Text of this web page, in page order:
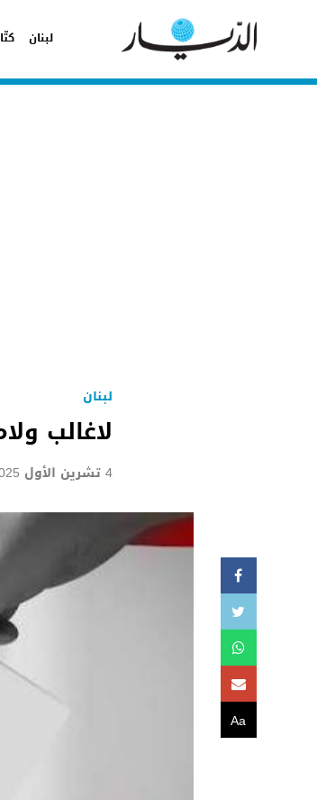
لبنان
لبنان
لاغالب
4 تشرين الأول 2025 الساعة 07:15
Aa